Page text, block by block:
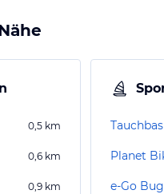
0,5 km
0,6 km
0,9 km
Planet